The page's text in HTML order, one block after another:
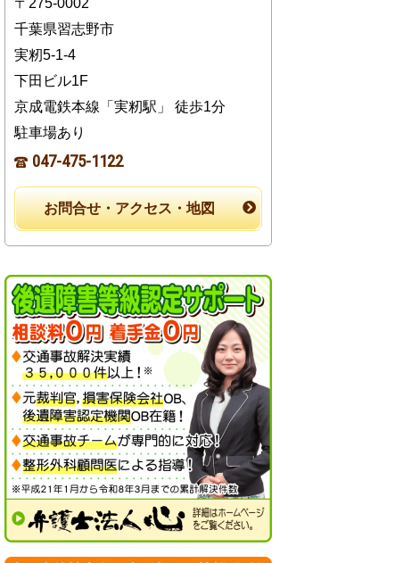
〒275-0002
千葉県習志野市
実籾5-1-4
下田ビル1F
京成電鉄本線「実籾駅」 徒歩1分
駐車場あり
047-475-1122
お問合せ・アクセス・地図